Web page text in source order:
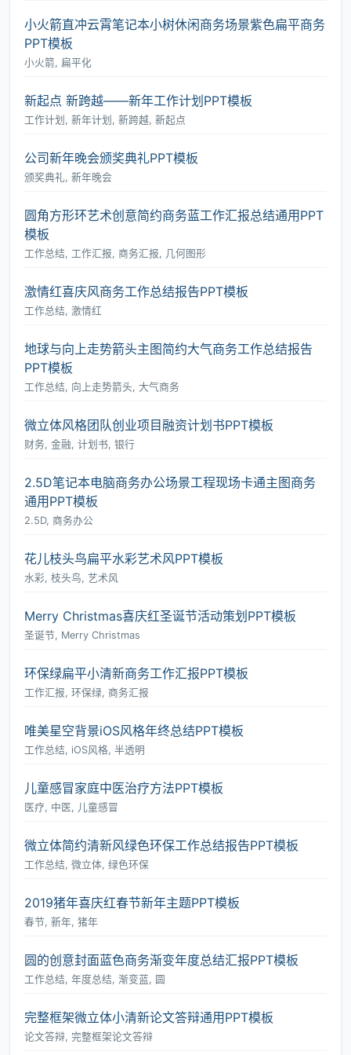
小火箭直冲云霄笔记本小树休闲商务场景紫色扁平商务
PPT模板
小火箭, 扁平化
新起点 新跨越――新年工作计划PPT模板
工作计划, 新年计划, 新跨越, 新起点
公司新年晚会颁奖典礼PPT模板
颁奖典礼, 新年晚会
圆角方形环艺术创意简约商务蓝工作汇报总结通用PPT
模板
工作总结, 工作汇报, 商务汇报, 几何图形
激情红喜庆风商务工作总结报告PPT模板
工作总结, 激情红
地球与向上走势箭头主图简约大气商务工作总结报告
PPT模板
工作总结, 向上走势箭头, 大气商务
微立体风格团队创业项目融资计划书PPT模板
财务, 金融, 计划书, 银行
2.5D笔记本电脑商务办公场景工程现场卡通主图商务
通用PPT模板
2.5D, 商务办公
花儿枝头鸟扁平水彩艺术风PPT模板
水彩, 枝头鸟, 艺术风
Merry Christmas喜庆红圣诞节活动策划PPT模板
圣诞节, Merry Christmas
环保绿扁平小清新商务工作汇报PPT模板
工作汇报, 环保绿, 商务汇报
唯美星空背景iOS风格年终总结PPT模板
工作总结, iOS风格, 半透明
儿童感冒家庭中医治疗方法PPT模板
医疗, 中医, 儿童感冒
微立体简约清新风绿色环保工作总结报告PPT模板
工作总结, 微立体, 绿色环保
2019猪年喜庆红春节新年主题PPT模板
春节, 新年, 猪年
圆的创意封面蓝色商务渐变年度总结汇报PPT模板
工作总结, 年度总结, 渐变蓝, 圆
完整框架微立体小清新论文答辩通用PPT模板
论文答辩, 完整框架论文答辩